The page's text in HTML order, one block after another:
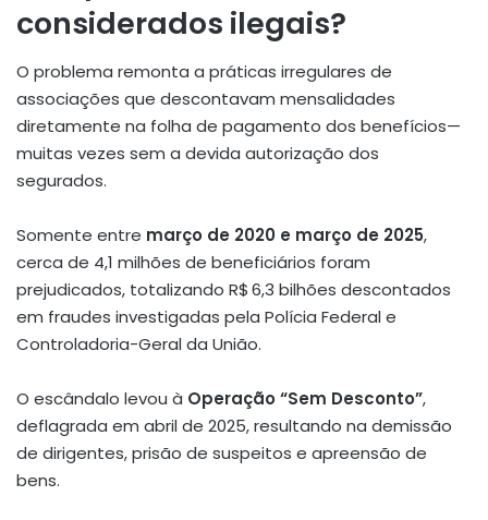
considerados ilegais?
O problema remonta a práticas irregulares de
associações que descontavam mensalidades
diretamente na folha de pagamento dos benefícios—
muitas vezes sem a devida autorização dos
segurados.
Somente entre março de 2020 e março de 2025,
cerca de 4,1 milhões de beneficiários foram
prejudicados, totalizando R$ 6,3 bilhões descontados
em fraudes investigadas pela Polícia Federal e
Controladoria-Geral da União.
O escândalo levou à Operação “Sem Desconto”,
deflagrada em abril de 2025, resultando na demissão
de dirigentes, prisão de suspeitos e apreensão de
bens.